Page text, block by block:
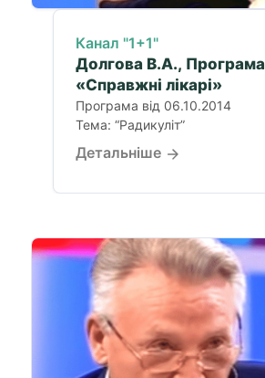
Канал "1+1"
Долгова В.А., Програма
«Справжні лікарі»
Програма від 06.10.2014
Тема: “Радикуліт”
Детальніше